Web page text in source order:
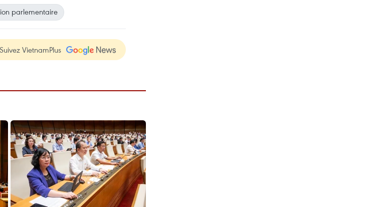
parlementaire
Suivez VietnamPlus